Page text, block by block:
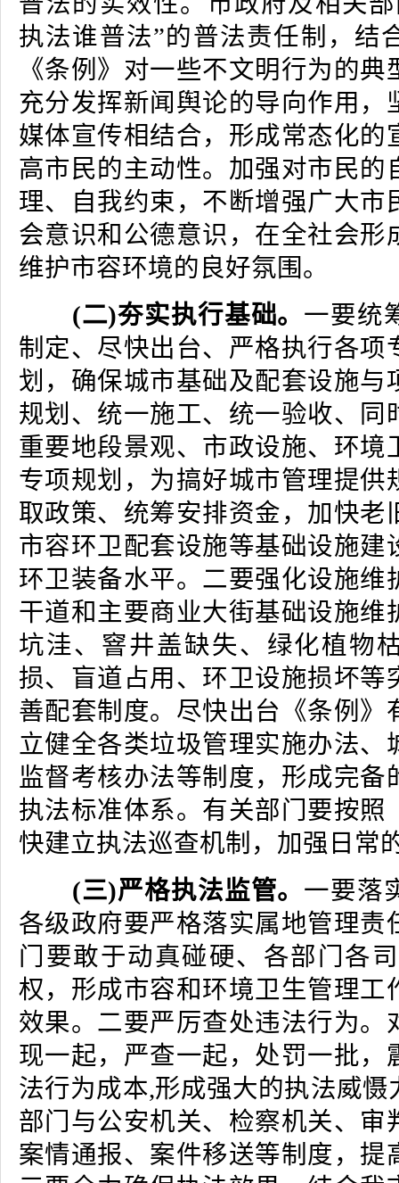
执法谁普法”的普法责任制，结
《条例》对一些不文明行为的
充分发挥新闻舆论的导向作用，
媒体宣传相结合，形成常态化的
高市民的主动性。加强对市民的
理、自我约束，不断增强广大市
会意识和公德意识，在全社会形
维护市容环境的良好氛围。
(二)夯实执行基础。 一要统
制定、尽快出台、严格执行各项
划，确保城市基础及配套设施与
规划、统一施工、统一验收、同
重要地段景观、市政设施、环境
专项规划，为搞好城市管理提供
取政策、统筹安排资金，加快老
市容环卫配套设施等基础设施建
环卫装备水平。二要强化设施维
干道和主要商业大街基础设施维
坑洼、窨井盖缺失、绿化植物
损、盲道占用、环卫设施损坏等
善配套制度。尽快出台《条例》
立健全各类垃圾管理实施办法、
监督考核办法等制度，形成完备
执法标准体系。有关部门要按照
快建立执法巡查机制，加强日常
(三)严格执法监管。 一要落
各级政府要严格落实属地管理责
门要敢于动真碰硬、各部门各
权，形成市容和环境卫生管理工
效果。二要严厉查处违法行为。
现一起，严查一起，处罚一批，
法行为成本,形成强大的执法威慑
部门与公安机关、检察机关、审
案情通报、案件移送等制度，提